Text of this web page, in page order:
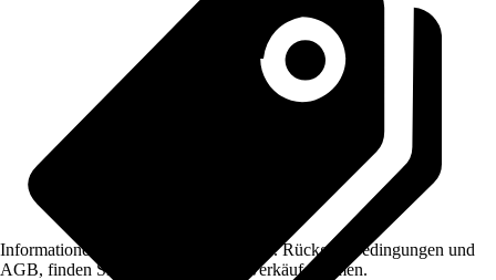
Informationen des Verkäufers, wie z. B. Rückgabebedingungen und
AGB, finden Sie bei Klick auf den Verkäufernamen.